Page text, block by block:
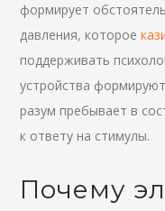
формирует
давления, которое
поддерживать
устройства
разум пребывает в
к ответу на стимулы.
Почему